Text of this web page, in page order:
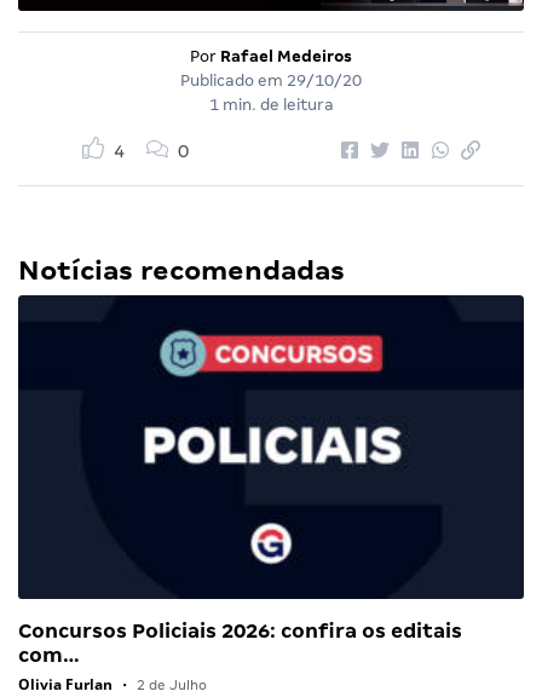
Por Rafael Medeiros
Publicado em 29/10/20
1 min. de leitura
4 0
Notícias recomendadas
Concursos Policiais 2026: confira os editais
com…
Olivia Furlan • 2 de Julho